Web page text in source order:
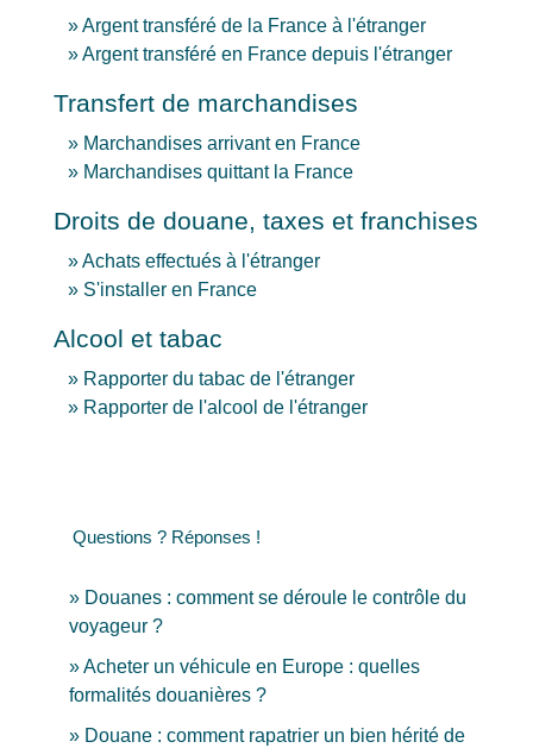
Argent transféré de la France à l'étranger
Argent transféré en France depuis l'étranger
Transfert de marchandises
Marchandises arrivant en France
Marchandises quittant la France
Droits de douane, taxes et franchises
Achats effectués à l'étranger
S'installer en France
Alcool et tabac
Rapporter du tabac de l'étranger
Rapporter de l'alcool de l'étranger
Questions ? Réponses !
Douanes : comment se déroule le contrôle du
voyageur ?
Acheter un véhicule en Europe : quelles
formalités douanières ?
Douane : comment rapatrier un bien hérité de